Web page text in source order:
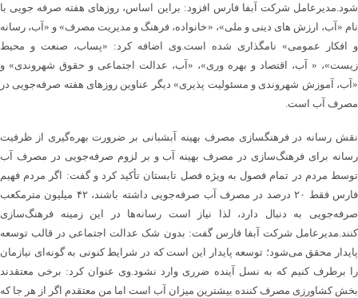
شود.مدیرعامل شرکت آبفا فارس افزود: براین اساس، روزهای هفته صرفه جویی با
نام «آب، ارزش های دینی و ملی»، «خانواده، فرهنگ و مدیریت مصرف» و «آب، رسانه
و افکار عمومی» نامگذاری شده است.وی اضافه کرد: «پساب، صنعت و محیط
زیست»، « آب، اقتصاد و بهره وری»، «آب، عدالت اجتماعی و حقوق شهروندی» و
«آب، آموزش شهروندی و مسئولیت پذیری» دیگر عناوین روزهای هفته صرفه‌جویی در
مصرف آب است.
نقش رسانه در فرهنگسازی مصرف بهینه آبشبانی بر ضرورت بهره‌گیری از ظرفیت
رسانه برای فرهنگ‌سازی در مصرف بهینه آب و بر لزوم صرفه‌جویی در مصرف آب
توسط مردم در تمام فصول به ویژه فصل تابستان تأکید کرد و گفت: اگر مردم فهیم
فارس فقط ۲۰ درصد در مصرف آب صرفه‌جویی داشته باشند، ۴۲ میلیون مترمکعب
صرفه‌جویی به دنبال دارد، لذا نیاز است رسانه‌ها در این زمینه فرهنگ‌سازی
کنند.مدیرعامل شرکت آبفا فارس گفت: بدون شک عدالت اجتماعی در قالب توسعه
پایدار محقق می‌شود؛ توسعه پایدار این است که در شرایط کنونی به گونه‌ای نیازمان
را برطرف کنیم که به نسل آینده ضرری وارد نشود.وی عنوان کرد: برخی معتقدند
بخش کشاورزی مصرف کننده بیشترین میزان آب است اما من معتقدم اگر از هر جا که